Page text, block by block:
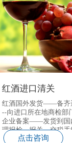
红酒进口清关
红酒国外发货——备齐
--向进口所在地商检部
企业备案——发货到
理报检、报关、交税
——监管仓贴标——申
点击咨询